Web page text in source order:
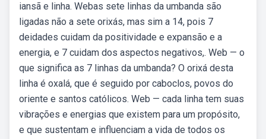
iansã e linha. Webas sete linhas da umbanda são
ligadas não a sete orixás, mas sim a 14, pois 7
deidades cuidam da positividade e expansão e a
energia, e 7 cuidam dos aspectos negativos,. Web — o
que significa as 7 linhas da umbanda? O orixá desta
linha é oxalá, que é seguido por caboclos, povos do
oriente e santos católicos. Web — cada linha tem suas
vibrações e energias que existem para um propósito,
e que sustentam e influenciam a vida de todos os